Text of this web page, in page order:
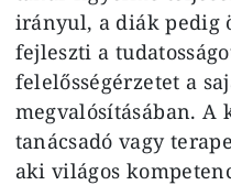
irányul, a diák pedig
fejleszti a
felelősségérzetet a
megvalósításában. A
tanácsadó vagy
aki világos